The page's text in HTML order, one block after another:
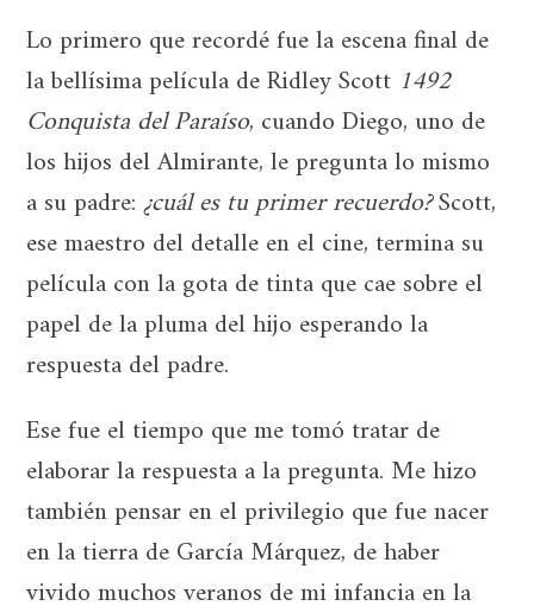
Lo primero que recordé fue la escena final de
la bellísima película de Ridley Scott 1492
Conquista del Paraíso, cuando Diego, uno de
los hijos del Almirante, le pregunta lo mismo
a su padre:¿cuál es tu primer recuerdo?Scott,
ese maestro del detalle en el cine, termina su
película con la gota de tinta que cae sobre el
papel de la pluma del hijo esperando la
respuesta del padre.
Ese fue el tiempo que me tomó tratar de
elaborar la respuesta a la pregunta. Me hizo
también pensar en el privilegio que fue nacer
en la tierra de García Márquez, de haber
vivido muchos veranos de mi infancia en la